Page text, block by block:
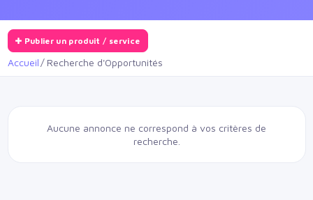
Publier un produit / service
Accueil Recherche d'Opportunités
Aucune annonce ne correspond à vos critères de
recherche.